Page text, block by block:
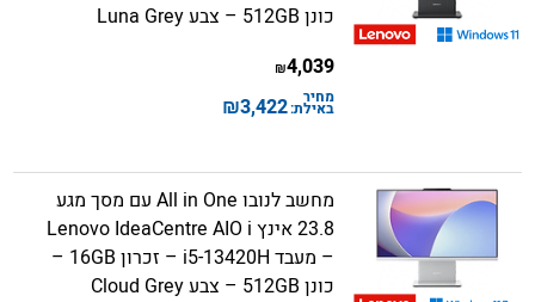
כונן 512GB – צבע Luna Grey
4,039
₪
מחיר
באילת:3,422
₪
מחשב לנובו All in One עם מסך מגע
23.8 אינץ Lenovo IdeaCentre AIO i
– מעבד i5-13420H – זכרון 16GB –
כונן 512GB – צבע Cloud Grey